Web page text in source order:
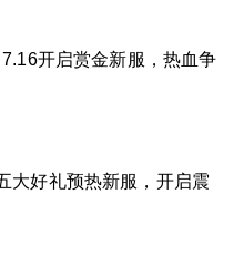
开启赏金新服，热血争
大好礼预热新服，开启震